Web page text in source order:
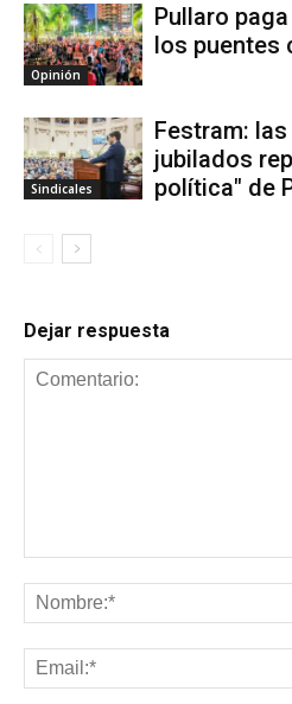
Opinión
Pullaro
los puentes
Sindicales
Festram:
jubilados
política" de
Dejar respuesta